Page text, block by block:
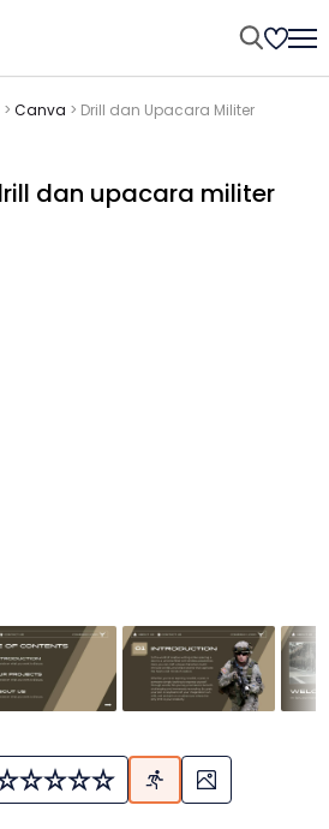
> Canva > Drill dan Upacara Militer
dan upacara militer